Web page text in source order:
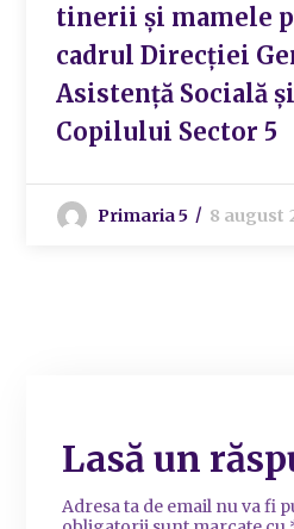
tinerii și mamele
cadrul Direcției
Asistență Socială
Copilului Sector 5
Primaria 5 8 august
Lasă un
Adresa ta de email nu va fi